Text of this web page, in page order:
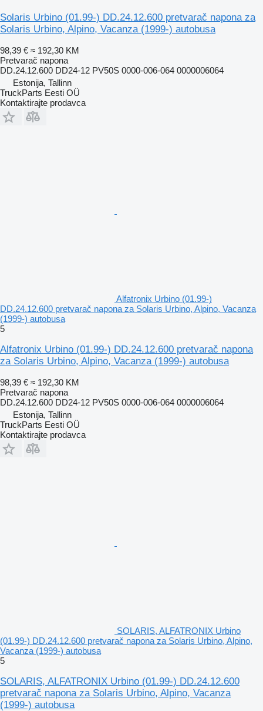
Solaris Urbino (01.99-) DD.24.12.600 pretvarač napona za
Solaris Urbino, Alpino, Vacanza (1999-) autobusa
98,39 € ≈ 192,30 KM
Pretvarač napona
DD.24.12.600 DD24-12 PV50S 0000-006-064 0000006064
Estonija, Tallinn
TruckParts Eesti OÜ
Kontaktirajte prodavca
Alfatronix Urbino (01.99-)
DD.24.12.600 pretvarač napona za Solaris Urbino, Alpino, Vacanza
(1999-) autobusa
5
Alfatronix Urbino (01.99-) DD.24.12.600 pretvarač napona
za Solaris Urbino, Alpino, Vacanza (1999-) autobusa
98,39 € ≈ 192,30 KM
Pretvarač napona
DD.24.12.600 DD24-12 PV50S 0000-006-064 0000006064
Estonija, Tallinn
TruckParts Eesti OÜ
Kontaktirajte prodavca
SOLARIS, ALFATRONIX Urbino
(01.99-) DD.24.12.600 pretvarač napona za Solaris Urbino, Alpino,
Vacanza (1999-) autobusa
5
SOLARIS, ALFATRONIX Urbino (01.99-) DD.24.12.600
pretvarač napona za Solaris Urbino, Alpino, Vacanza
(1999-) autobusa